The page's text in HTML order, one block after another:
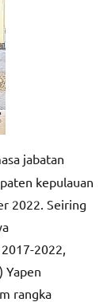
jabatan
kepulauan
2022. Seiring
2022,
Yapen
rangka